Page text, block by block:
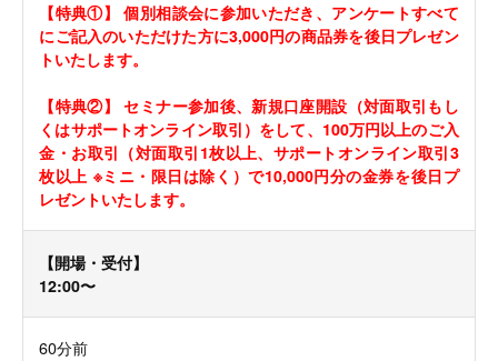
【特典①】 個別相談会に参加いただき、アンケートすべて
にご記入のいただけた方に3,000円の商品券を後日プレゼン
トいたします。
【特典②】 セミナー参加後、新規口座開設（対面取引もし
くはサポートオンライン取引）をして、100万円以上のご入
金・お取引（対面取引1枚以上、サポートオンライン取引3
枚以上 ※ミニ・限日は除く）で10,000円分の金券を後日プ
レゼントいたします。
【開場・受付】
12:00〜
60分前